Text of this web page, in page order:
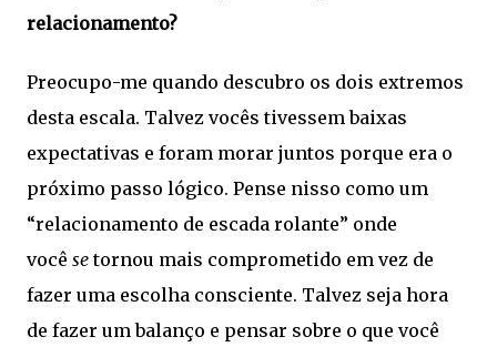
relacionamento?
Preocupo-me quando descubro os dois extremos
desta escala. Talvez vocês tivessem baixas
expectativas e foram morar juntos porque era o
próximo passo lógico. Pense nisso como um
“relacionamento de escada rolante” onde
você setornou mais comprometido em vez de
fazer uma escolha consciente. Talvez seja hora
de fazer um balanço e pensar sobre o que você